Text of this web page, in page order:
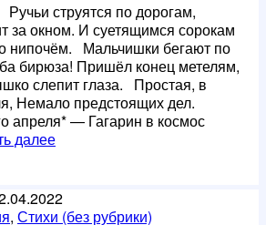
струятся по дорогам,
за окном. И суетящимся сорокам
нипочём. Мальчишки бегают по
бирюза! Пришёл конец метелям,
слепит глаза. Простая, в
Немало предстоящих дел.
апреля* — Гагарин в космос
далееДва
Гагарину
, Стихи (без рубрики)